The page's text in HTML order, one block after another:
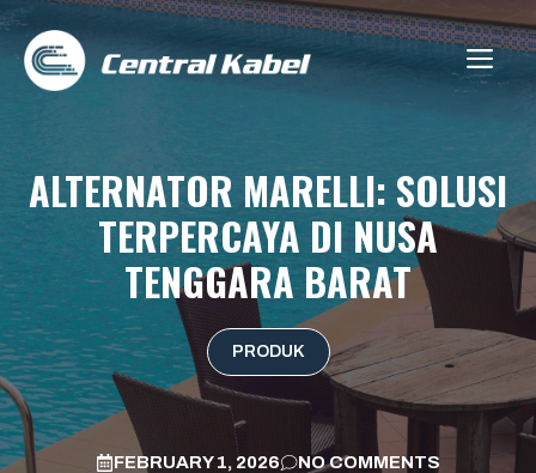
Skip
content
ALTERNATOR MARELLI: SOLUSI
TERPERCAYA DI NUSA
TENGGARA BARAT
PRODUK
FEBRUARY 1, 2026
NO COMMENTS